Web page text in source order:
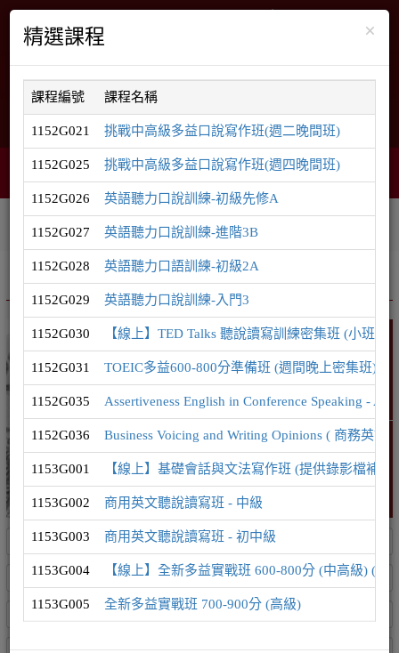
English 網站導覽
網頁選單
購物車 0
智能客服
課程系列
相關連結
推廣課程 英語系列
英語
精選課程
×
精選課程
課程編號 課程名稱
1152G021 挑戰中高級多益口說寫作班(週二晚間班)
1152G025 挑戰中高級多益口說寫作班(週四晚間班)
1152G026 英語聽力口說訓練-初級先修A
1152G027 英語聽力口說訓練-進階3B
1152G028 英語聽力口語訓練-初級2A
1152G029 英語聽力口說訓練-入門3
1152G030 【線上】TED Talks 聽說讀寫訓練密集班 (小班制
1152G031 TOEIC多益600-800分準備班 (週間晚上密集班)
1152G035 Assertiveness English in Conference Speaking -
1152G036 Business Voicing and Writing Opinions ( 商務英語
1153G001 【線上】基礎會話與文法寫作班 (提供錄影檔補課
1153G002 商用英文聽說讀寫班 - 中級
1153G003 商用英文聽說讀寫班 - 初中級
1153G004 【線上】全新多益實戰班 600-800分 (中高級) (提
1153G005 全新多益實戰班 700-900分 (高級)